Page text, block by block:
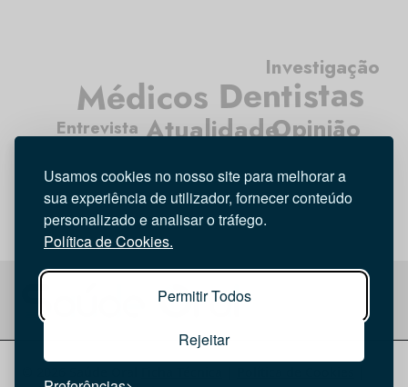
Usamos cookies no nosso site para melhorar a
sua experiência de utilizador, fornecer conteúdo
personalizado e analisar o tráfego.
Política de Cookies.
Permitir Todos
Rejeitar
Atualidade
Médicos Dentistas
Higiene Oral
Entrevista Opinião
Investigação